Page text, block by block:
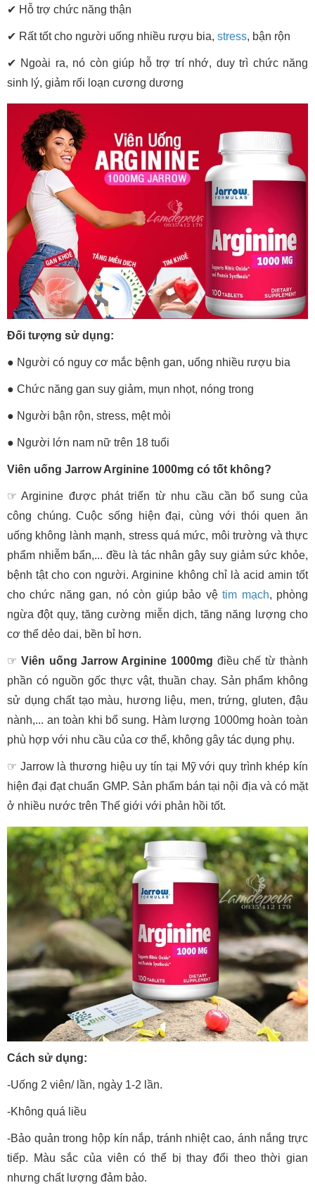
✔ Hỗ trợ chức năng thận
✔ Rất tốt cho người uống nhiều rượu bia, stress, bận rộn
✔ Ngoài ra, nó còn giúp hỗ trợ trí nhớ, duy trì chức năng
sinh lý, giảm rối loạn cương dương
Đối tượng sử dụng:
● Người có nguy cơ mắc bệnh gan, uống nhiều rượu bia
● Chức năng gan suy giảm, mụn nhọt, nóng trong
● Người bận rộn, stress, mệt mỏi
● Người lớn nam nữ trên 18 tuổi
Viên uống Jarrow Arginine 1000mg có tốt không?
☞ Arginine được phát triển từ nhu cầu cần bổ sung của
công chúng. Cuộc sống hiện đại, cùng với thói quen ăn
uống không lành mạnh, stress quá mức, môi trường và thực
phẩm nhiễm bẩn,... đều là tác nhân gây suy giảm sức khỏe,
bệnh tật cho con người. Arginine không chỉ là acid amin tốt
cho chức năng gan, nó còn giúp bảo vệtim mạch, phòng
ngừa đột quỵ, tăng cường miễn dịch, tăng năng lượng cho
cơ thể dẻo dai, bền bỉ hơn.
☞ Viên uống Jarrow Arginine 1000mg điều chế từ thành
phần có nguồn gốc thực vật, thuần chay. Sản phẩm không
sử dụng chất tạo màu, hương liệu, men, trứng, gluten, đậu
nành,... an toàn khi bổ sung. Hàm lượng 1000mg hoàn toàn
phù hợp với nhu cầu của cơ thể, không gây tác dụng phụ.
☞ Jarrow là thương hiệu uy tín tại Mỹ với quy trình khép kín
hiện đại đạt chuẩn GMP. Sản phẩm bán tại nội địa và có mặt
ở nhiều nước trên Thế giới với phản hồi tốt.
Cách sử dụng:
-Uống 2 viên/ lần, ngày 1-2 lần.
-Không quá liều
-Bảo quản trong hộp kín nắp, tránh nhiệt cao, ánh nắng trực
tiếp. Màu sắc của viên có thể bị thay đổi theo thời gian
nhưng chất lượng đảm bảo.